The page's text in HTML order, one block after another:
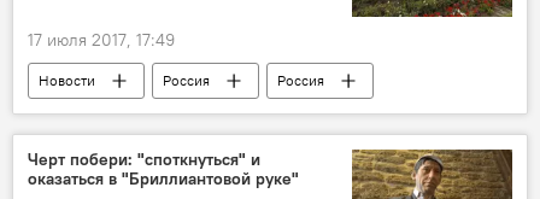
17 июля 2017, 17:49
Новости Россия
Россия
Армения
Вячеслав Володин
Госдума РФ
Русский язык
закон
Правила
Черт побери: "споткнуться" и
оказаться в "Бриллиантовой руке"